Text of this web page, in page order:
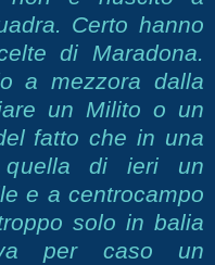
Certo hanno
di Maradona.
a mezzora dalla
un Milito o un
fatto che in una
quella di ieri un
e a centrocampo
solo in balia
per caso un